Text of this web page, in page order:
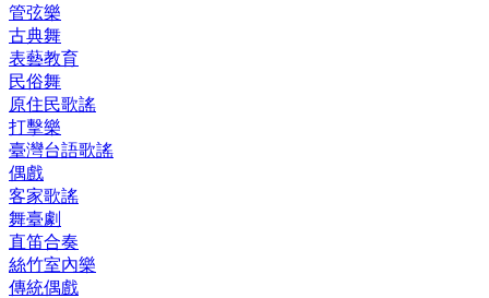
管弦樂
古典舞
表藝教育
民俗舞
原住民歌謠
打擊樂
臺灣台語歌謠
偶戲
客家歌謠
舞臺劇
直笛合奏
絲竹室內樂
傳統偶戲